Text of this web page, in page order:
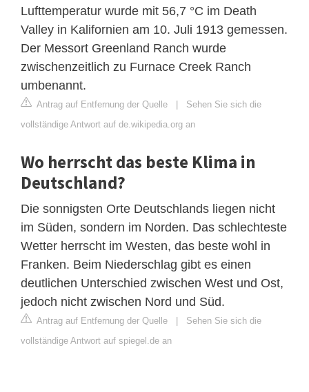
Lufttemperatur wurde mit 56,7 °C im Death
Valley in Kalifornien am 10. Juli 1913 gemessen.
Der Messort Greenland Ranch wurde
zwischenzeitlich zu Furnace Creek Ranch
umbenannt.
Antrag auf Entfernung der Quelle | Sehen Sie sich die
vollständige Antwort auf de.wikipedia.org an
Wo herrscht das beste Klima in
Deutschland?
Die sonnigsten Orte Deutschlands liegen nicht
im Süden, sondern im Norden. Das schlechteste
Wetter herrscht im Westen, das beste wohl in
Franken. Beim Niederschlag gibt es einen
deutlichen Unterschied zwischen West und Ost,
jedoch nicht zwischen Nord und Süd.
Antrag auf Entfernung der Quelle | Sehen Sie sich die
vollständige Antwort auf spiegel.de an